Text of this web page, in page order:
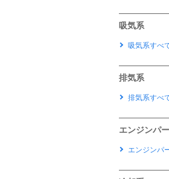
吸気系
吸気系すべ
排気系
排気系すべ
エンジンパ
エンジンパ